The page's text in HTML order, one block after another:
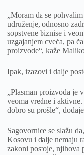
„Moram da se
udruženje, odnosno
sopstvene biznise i
uzgajanjem cveća, pa
proizvode“, kaže
Ipak, izazovi i dalje
„Plasman proizvoda je
veoma vredne i
dobro su prošle“,
Sagovornice se slažu
Kosovu i dalje nemaju
zakoni postoje, njihova